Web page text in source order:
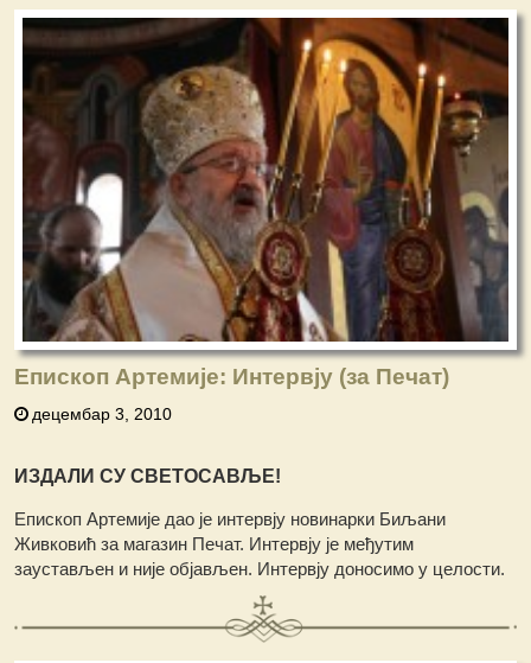
Епископ Артемије: Интервју (за Печат)
децембар 3, 2010
ИЗДАЛИ СУ СВЕТОСАВЉЕ!
Епископ Артемије дао је интервју новинарки Биљани
Живковић за магазин Печат. Интервју је међутим
заустављен и није објављен. Интервју доносимо у целости.